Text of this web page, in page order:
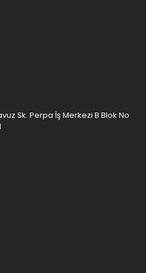
Sk. Perpa İş Merkezi B Blok No